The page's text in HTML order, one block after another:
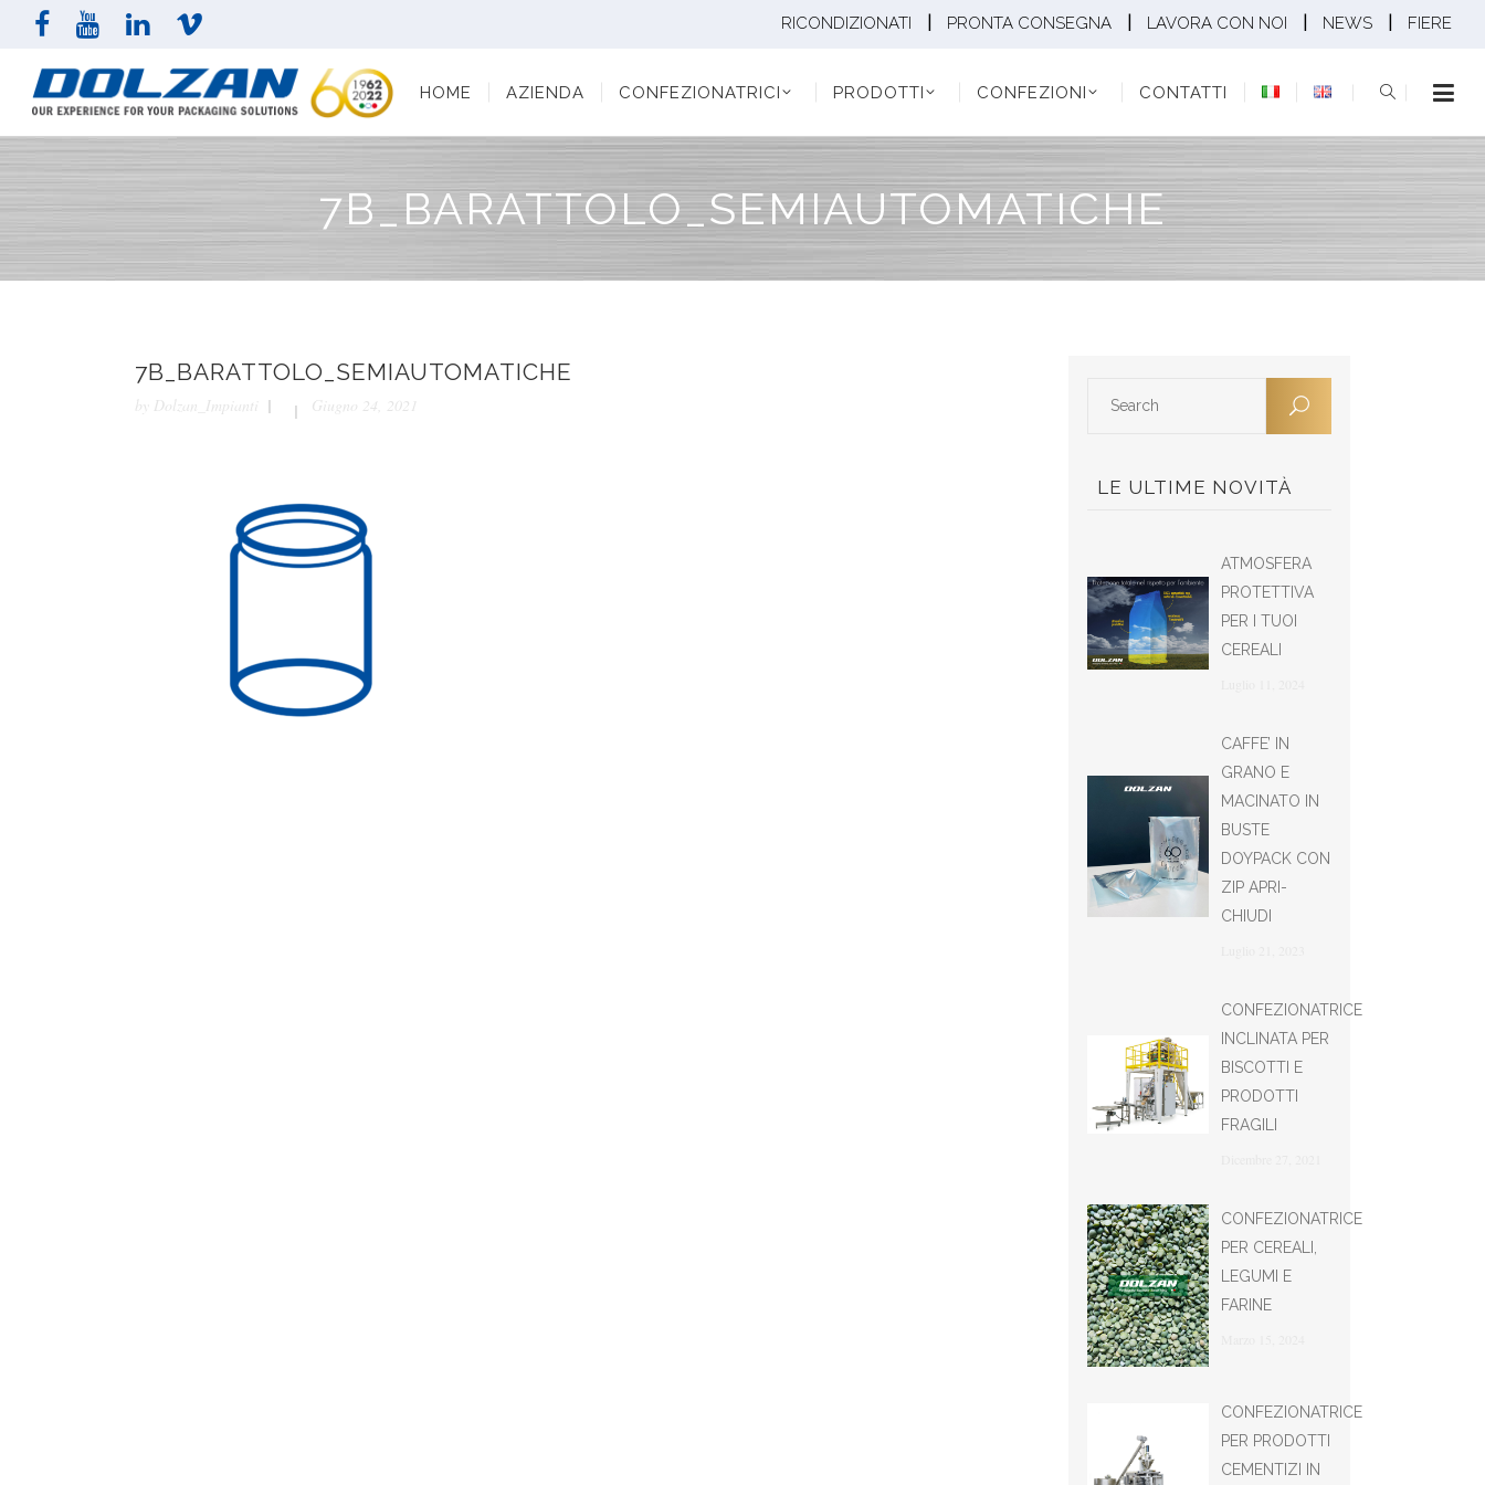
RICONDIZIONATI PRONTA CONSEGNA LAVORA CON NOI NEWS FIERE
HOME AZIENDA CONFEZIONATRICI PRODOTTI CONFEZIONI CONTATTI
PRODOTTI CONFEZIONI CONTATTI
7B_BARATTOLO_SEMIAUTOMATICHE
7B_BARATTOLO_SEMIAUTOMATICHE
by Dolzan_Impianti Giugno 24, 2021
LE ULTIME NOVITÀ
ATMOSFERA
PROTETTIVA
PER I TUOI
CEREALI
CAFFE’ IN
GRANO E
MACINATO IN
BUSTE
DOYPACK CON
ZIP APRI-
CHIUDI
CONFEZIONATRICE
INCLINATA PER
BISCOTTI E
PRODOTTI
FRAGILI
CONFEZIONATRICE
PER CEREALI,
LEGUMI E
FARINE
CONFEZIONATRICE
PER PRODOTTI
CEMENTIZI IN